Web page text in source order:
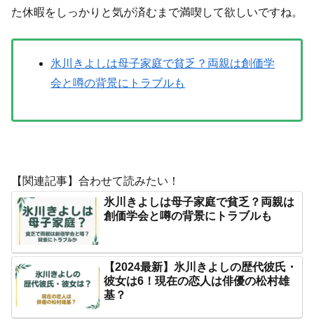
た休暇をしっかりと気が済むまで満喫して欲しいですね。
氷川きよしは母子家庭で貧乏？両親は創価学
会と噂の背景にトラブルも
【関連記事】合わせて読みたい！
氷川きよしは母子家庭で貧乏？両親は
創価学会と噂の背景にトラブルも
【2024最新】氷川きよしの歴代彼氏・
彼女は6！現在の恋人は俳優の松村雄
基？